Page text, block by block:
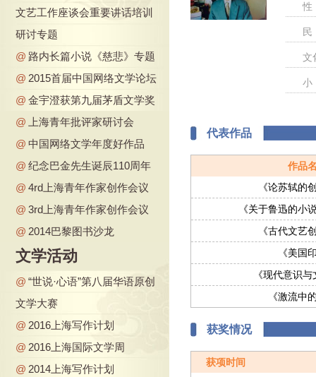
文艺工作座谈会重要讲话培训
研讨专题
@ 路内长篇小说《慈悲》专题
@ 2015首届中国网络文学论坛
@ 金宇澄获第九届茅盾文学奖
@
上海青年批评家研讨会
@ 中国网络文学年度好作品
@ 纪念巴金先生诞辰110周年
@ 4rd上海青年作家创作会议
@ 3rd上海青年作家创作会议
@ 2014巴黎图书沙龙
文学活动
@ “世说·心语”第八届华语原创
文学大赛
@ 2016上海写作计划
@ 2016上海国际文学周
@ 2014上海写作计划
文
代表作品
作品
《论苏轼的
《关于鲁迅的小
《古代文艺
《美国
《现代意识
《激流中
获奖情况
获项时间